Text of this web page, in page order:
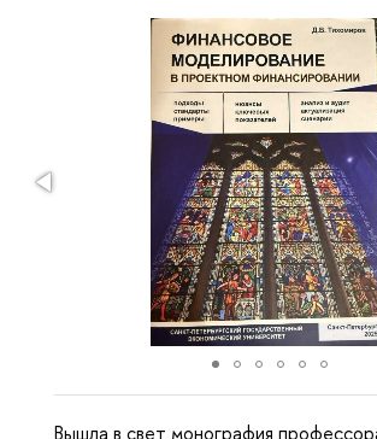
Вышла в свет монография